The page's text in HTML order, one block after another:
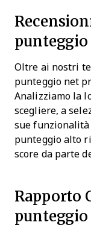
Oltre ai nostri
punteggio net
Analizziamo la
scegliere, a
sue
punteggio alto
score da parte
Rapporto